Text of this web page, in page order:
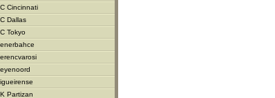
Cincinnati
Dallas
Tokyo
Partizan